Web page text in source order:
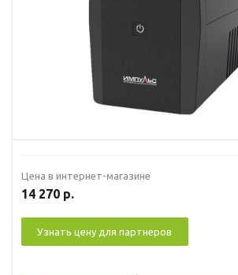
Цена в интернет-магазине
14 270 р.
Узнать цену для партнеров